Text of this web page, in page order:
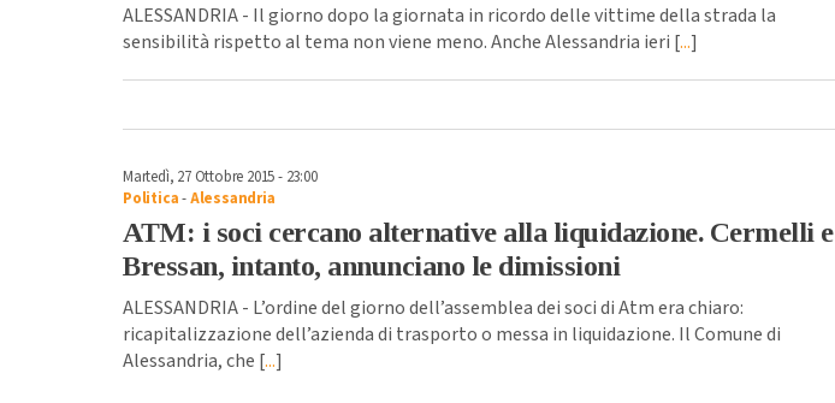
ALESSANDRIA - Il giorno dopo la giornata in ricordo delle vittime della strada la
sensibilità rispetto al tema non viene meno. Anche Alessandria ieri [...]
Martedì, 27 Ottobre 2015 - 23:00
Politica-Alessandria
ATM: i soci cercano alternative alla liquidazione. Cermelli e
Bressan, intanto, annunciano le dimissioni
ALESSANDRIA - L’ordine del giorno dell’assemblea dei soci di Atm era chiaro:
ricapitalizzazione dell’azienda di trasporto o messa in liquidazione. Il Comune di
Alessandria, che [...]